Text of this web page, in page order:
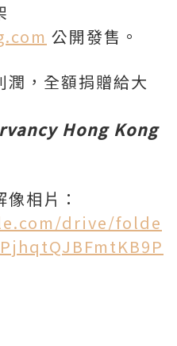
公開發售。
潤，全額捐贈給大
Hong Kong
相片：
drive/folde